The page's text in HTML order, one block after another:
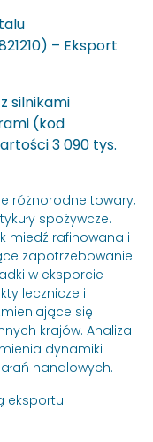
– Eksport
silnikami
(kod
3 090 tys.
różnorodne towary,
spożywcze.
miedź rafinowana i
zapotrzebowanie
w eksporcie
lecznicze i
się
krajów. Analiza
dynamiki
handlowych.
eksportu